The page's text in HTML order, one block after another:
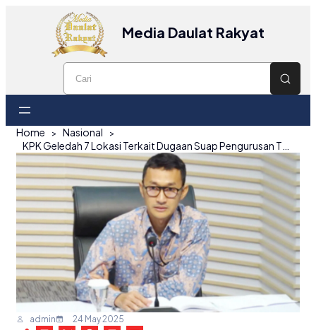
Media Daulat Rakyat
Home
Nasional
admin 24 May 2025